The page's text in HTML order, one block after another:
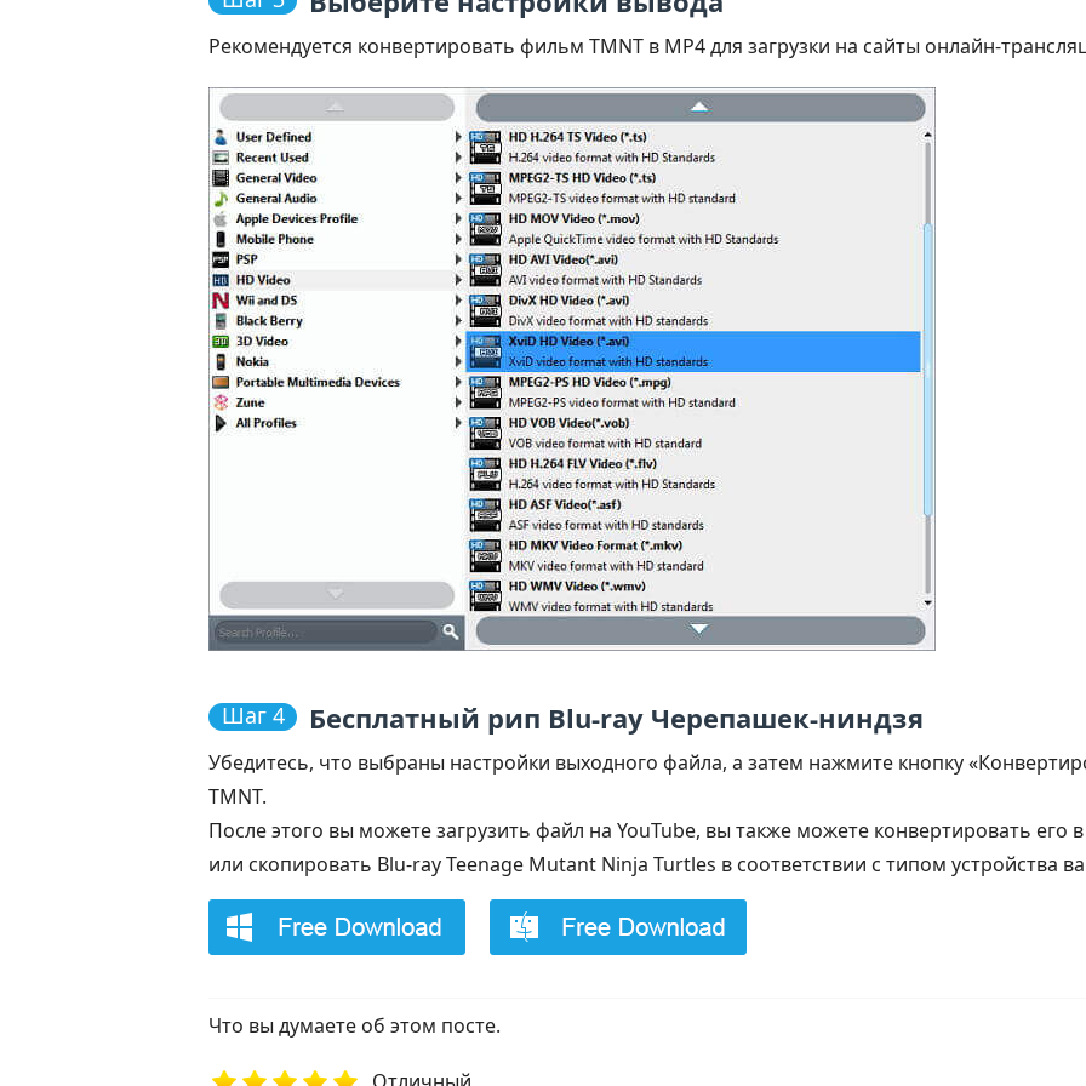
Рекомендуется конвертировать фильм TMNT в MP4 для загрузки на сайты онлайн-
Шаг 4 Бесплатный рип Blu-ray Черепашек-ниндзя
Убедитесь, что выбраны настройки выходного файла, а затем нажмите кнопку
TMNT.
После этого вы можете загрузить файл на YouTube, вы также можете конвертировать
или скопировать Blu-ray Teenage Mutant Ninja Turtles в соответствии с типом устройства
Что вы думаете об этом посте.